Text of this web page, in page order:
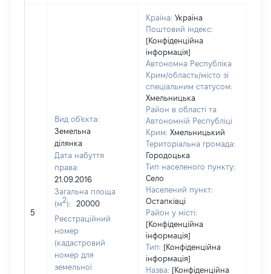
5
Вид об'єкта:
Земельна
ділянка
Дата набуття
права:
21.09.2016
Загальна площа
(м2):
20000
Реєстраційний
номер
(кадастровий
номер для
земельної
Країна: Україна
Поштовий індекс:
[Конфіденційна
інформація]
Автономна Республіка
Крим/область/місто зі
спеціальним статусом:
Хмельницька
Район в області та
Автономній Республіці
Крим: Хмельницький
Територіальна громада:
Городоцька
Тип населеного пункту:
Село
Населений пункт:
Остапківці
Район у місті:
[Конфіденційна
інформація]
Тип: [Конфіденційна
інформація]
Назва: [Конфіденційна